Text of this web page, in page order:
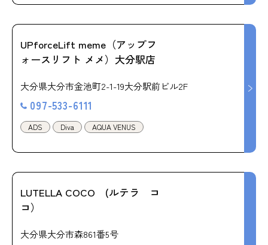
UPforceLift meme（アップフ
ォースリフト メメ）大分駅店
大分県大分市金池町2-1-19大分駅前ビル2F
097-533-6111
ADS Diva AQUA VENUS
LUTELLA COCO (ルテラ コ
コ）
大分県大分市森861番5号